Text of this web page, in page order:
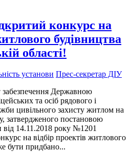
конкурс на
будівництва
області!
установи Прес-секретар ДІУ
забезпечення Державною
та осіб рядового і
цивільного захисту житлом на
затвердженого постановою
від 14.11.2018 року №1201
на відбір проектів житлового
бути придбано...